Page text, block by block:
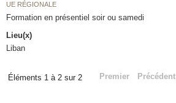
UE RÉGIONALE
Formation en présentiel soir ou samedi
Lieu(x)
Liban
Éléments 1 à 2 sur 2 Premier Précédent